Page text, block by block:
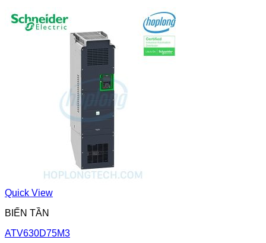
Quick View
BIẾN TẦN
ATV630D75M3